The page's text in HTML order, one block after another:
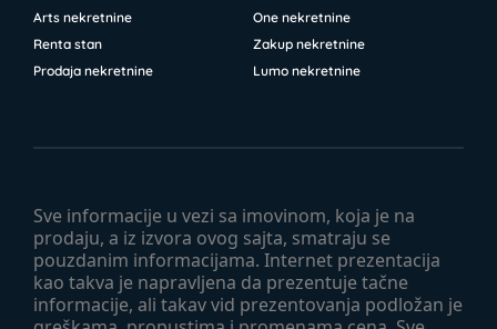
Sve informacije u vezi sa imovinom, koja je na
prodaju, a iz izvora ovog sajta, smatraju se
pouzdanim informacijama. Internet prezentacija
kao takva je napravljena da prezentuje tačne
informacije, ali takav vid prezentovanja podložan je
Arts nekretnine
One nekretnine
Renta stan
Zakup nekretnine
Prodaja nekretnine
Lumo nekretnine